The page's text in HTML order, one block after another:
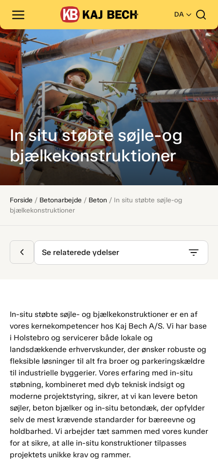
DA
In situ støbte søjle-og
bjælkekonstruktioner
Forside / Betonarbejde / Beton / In situ støbte søjle-og
bjælkekonstruktioner
Se relaterede ydelser
In-situ støbte søjle- og bjælkekonstruktioner er en af
vores kernekompetencer hos Kaj Bech A/S. Vi har base
i Holstebro og servicerer både lokale og
landsdækkende erhvervskunder, der ønsker robuste og
fleksible løsninger til alt fra broer og parkeringskældre
til industrielle byggerier. Vores erfaring med in-situ
støbning, kombineret med dyb teknisk indsigt og
moderne projektstyring, sikrer, at vi kan levere beton
søjler, beton bjælker og in-situ betondæk, der opfylder
selv de mest krævende standarder for bæreevne og
holdbarhed. Vi arbejder tæt sammen med vores kunder
for at sikre, at alle in-situ konstruktioner tilpasses
projektets unikke krav og rammer.